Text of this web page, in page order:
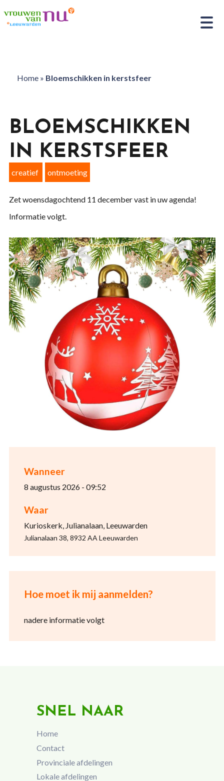
Home» Bloemschikken in kerstsfeer
Wanneer
8 augustus 2026 - 09:52
Waar
Kurioskerk, Julianalaan, Leeuwarden
Julianalaan 38, 8932 AA Leeuwarden
Hoe moet ik mij aanmelden?
nadere informatie volgt
BLOEMSCHIKKEN
IN KERSTSFEER
creatief ontmoeting
Zet woensdagochtend 11 december vast in uw agenda!
Informatie volgt.
SNEL NAAR
Home
Contact
Provinciale afdelingen
Lokale afdelingen